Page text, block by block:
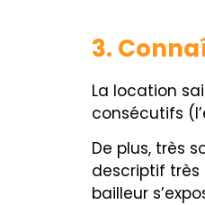
3.
La location
consécutifs
De plus, très
descriptif très
bailleur